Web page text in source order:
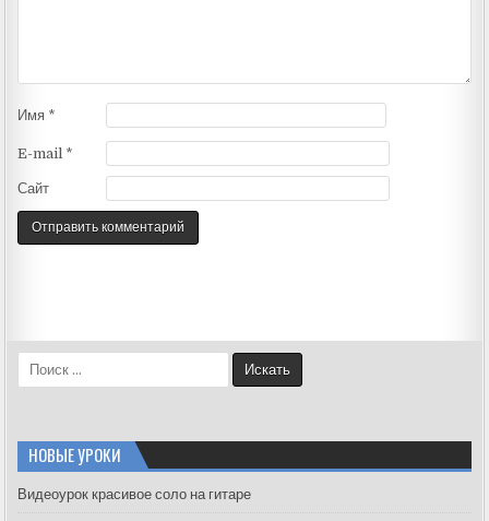
Имя *
E-mail *
Сайт
e
h
f
НОВЫЕ УРОКИ
Видеоурок красивое соло на гитаре